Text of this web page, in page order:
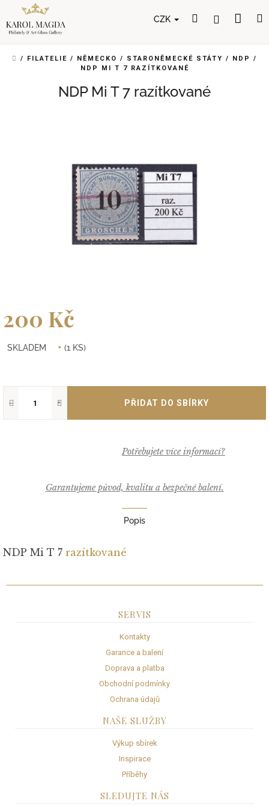
obsah
CZK HledatPřihlášení
DOMŮ
/ FILATELIE / NĚMECKO / STARONĚMECKÉ STÁTY / NDP
/
NDP MI T 7 RAZÍTKOVANÉ
NDP Mi T 7 razítkované
200 Kč
cena:
SKLADEM (1 KS)
+
−
Garantujeme původ, kvalitu a bezpečné balení.
Popis
NDP Mi T 7 razítkované
SERVIS
Kontakty
Garance a balení
Doprava a platba
Obchodní podmínky
Ochrana údajů
NAŠE SLUŽBY
Výkup sbírek
Inspirace
Příběhy
SLEDUJTE NÁS